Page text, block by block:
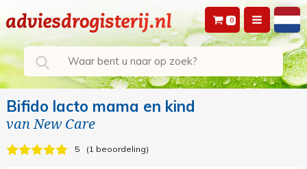
0
Bifido lacto mama en kind
vanNew Care
5 1 beoordeling